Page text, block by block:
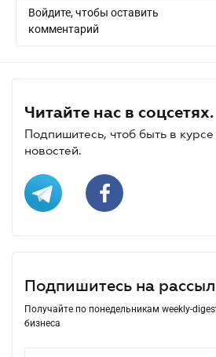
Войдите, чтобы оставить
комментарий
Читайте нас в соцсетях.
Подпишитесь, чтоб быть в
новостей.
Подпишитесь на
Получайте по понедельникам weekly-
бизнеса